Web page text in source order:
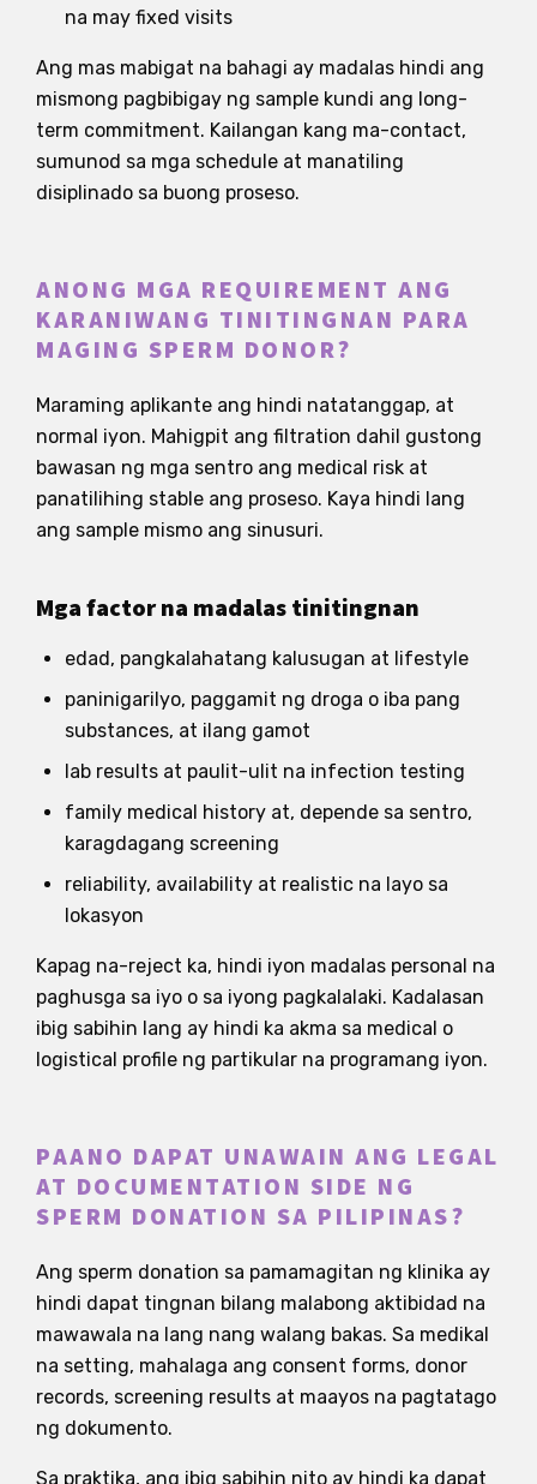
na may fixed visits
Ang mas mabigat na bahagi ay madalas hindi ang
mismong pagbibigay ng sample kundi ang long-
term commitment. Kailangan kang ma-contact,
sumunod sa mga schedule at manatiling
disiplinado sa buong proseso.
ANONG MGA REQUIREMENT ANG
KARANIWANG TINITINGNAN PARA
MAGING SPERM DONOR?
Maraming aplikante ang hindi natatanggap, at
normal iyon. Mahigpit ang filtration dahil gustong
bawasan ng mga sentro ang medical risk at
panatilihing stable ang proseso. Kaya hindi lang
ang sample mismo ang sinusuri.
Mga factor na madalas tinitingnan
edad, pangkalahatang kalusugan at lifestyle
paninigarilyo, paggamit ng droga o iba pang
substances, at ilang gamot
lab results at paulit-ulit na infection testing
family medical history at, depende sa sentro,
karagdagang screening
reliability, availability at realistic na layo sa
lokasyon
Kapag na-reject ka, hindi iyon madalas personal na
paghusga sa iyo o sa iyong pagkalalaki. Kadalasan
ibig sabihin lang ay hindi ka akma sa medical o
logistical profile ng partikular na programang iyon.
PAANO DAPAT UNAWAIN ANG LEGAL
AT DOCUMENTATION SIDE NG
SPERM DONATION SA PILIPINAS?
Ang sperm donation sa pamamagitan ng klinika ay
hindi dapat tingnan bilang malabong aktibidad na
mawawala na lang nang walang bakas. Sa medikal
na setting, mahalaga ang consent forms, donor
records, screening results at maayos na pagtatago
ng dokumento.
Sa praktika, ang ibig sabihin nito ay hindi ka dapat